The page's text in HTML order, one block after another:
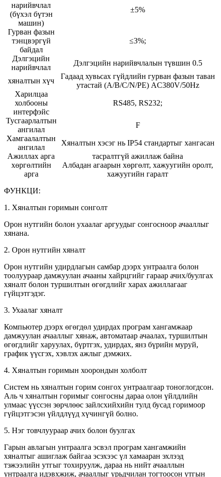
нарийвчлал
(бүхэл бүтэн
машин)
±5%
Гурван фазын
тэнцвэргүй
байдал
≤3%;
Дэлгэцийн
нарийвчлал
Дэлгэцийн нарийвчлалын түвшин 0.5
хяналтын хүч
Гадаад хувьсах гүйдлийн гурван фазын таван
утастай (A/B/C/N/PE) AC380V/50Hz
Харилцаа
холбооны
интерфэйс
RS485, RS232;
Тусгаарлалтын
ангилал
F
Хамгаалалтын
ангилал
Хяналтын хэсэг нь IP54 стандартыг хангасан
Ажиллах арга
тасралтгүй ажиллаж байна
хөргөлтийн
арга
Албадан агаарын хөргөлт, хажуугийн оролт,
хажуугийн гаралт
ФУНКЦИ:
1. Хяналтын горимын сонголт
Орон нутгийн болон ухаалаг аргуудыг сонгосноор ачааллыг
хянана.
2. Орон нутгийн хяналт
Орон нутгийн удирдлагын самбар дээрх унтраалга болон
тоолуураар дамжуулан ачааны хайрцгийг гараар ачих/буулгах
хяналт болон туршилтын өгөгдлийг харах ажиллагааг
гүйцэтгэдэг.
3. Ухаалаг хяналт
Компьютер дээрх өгөгдөл удирдах програм хангамжаар
дамжуулан ачааллыг хянаж, автоматаар ачаалах, туршилтын
өгөгдлийг харуулах, бүртгэх, удирдах, янз бүрийн муруй,
график үүсгэх, хэвлэх ажлыг дэмжих.
4. Хяналтын горимын хоорондын холболт
Систем нь хяналтын горим сонгох унтраалгаар тоноглогдсон.
Аль ч хяналтын горимыг сонгосны дараа олон үйлдлийн
улмаас үүссэн зөрчлөөс зайлсхийхийн тулд бусад горимоор
гүйцэтгэсэн үйлдлүүд хүчингүй болно.
5. Нэг товчлуураар ачих болон буулгах
Гарын авлагын унтраалга эсвэл програм хангамжийн
хяналтыг ашиглаж байгаа эсэхээс үл хамааран эхлээд
тэжээлийн утгыг тохируулж, дараа нь нийт ачааллын
унтраалга идэвхжиж, ачааллыг урьдчилан тогтоосон утгын